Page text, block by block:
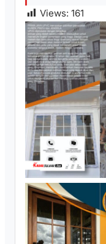
Views: 161